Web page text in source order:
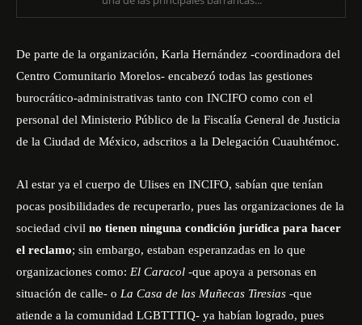
De parte de la organización, Karla Hernández -coordinadora del
Centro Comunitario Morelos- encabezó todas las gestiones
burocrático-administrativas tanto con INCIFO como con el
personal del Ministerio Público de la Fiscalía General de Justicia
de la Ciudad de México, adscritos a la Delegación Cuauhtémoc.
Al estar ya el cuerpo de Ulises en INCIFO, sabían que tenían
pocas posibilidades de recuperarlo, pues las organizaciones de la
sociedad civil no tienen ninguna condición jurídica para hacer
el reclamo; sin embargo, estaban esperanzadas en lo que
organizaciones como: El Caracol -que apoya a personas en
situación de calle- o La Casa de las Muñecas Tiresias -que
atiende a la comunidad LGBTTTIQ- ya habían logrado, pues